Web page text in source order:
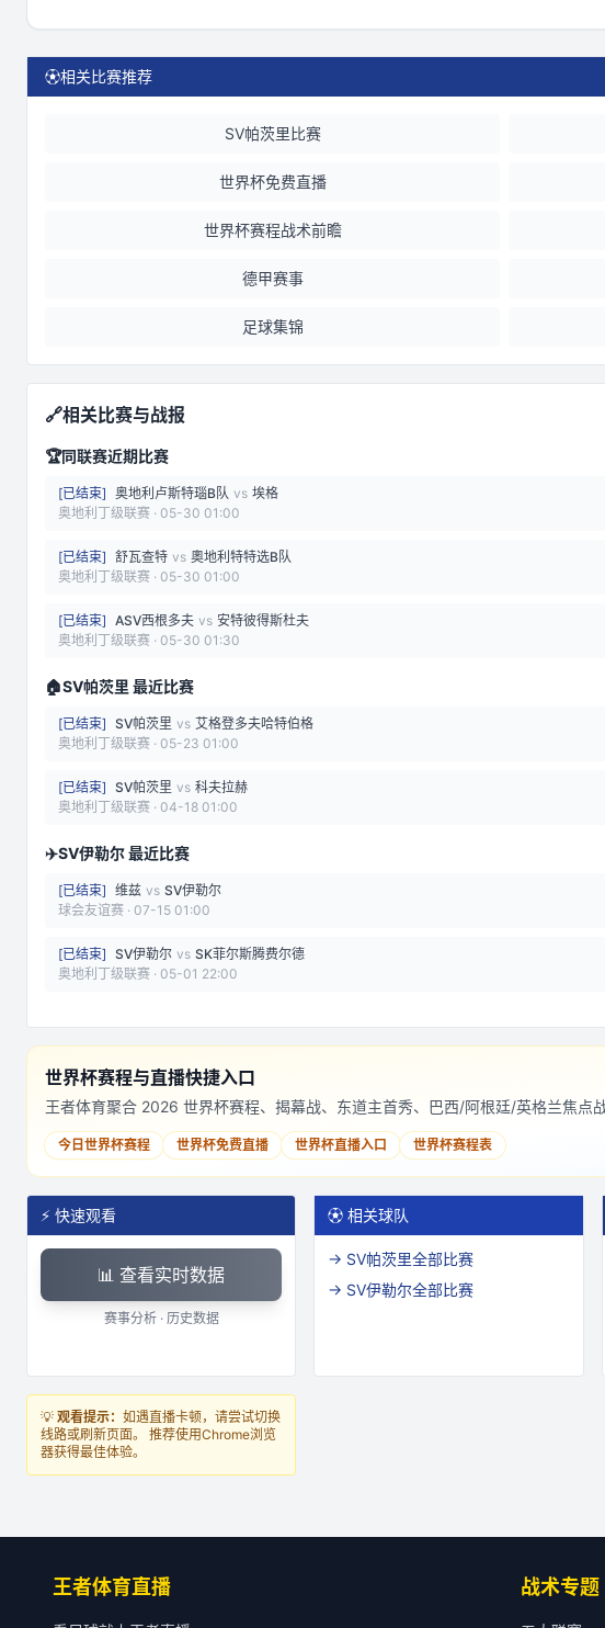
⚽相关比赛推荐
SV帕茨里比赛
世界杯免费直播
世界杯赛程战术前瞻
德甲赛事
足球集锦
🔗相关比赛与战报
🏆同联赛近期比赛
[已结束] 奥地利卢斯特瑙B队 vs 埃格
奥地利丁级联赛 · 05-30 01:00
[已结束] 舒瓦查特 vs 奧地利特特选B队
奥地利丁级联赛 · 05-30 01:00
[已结束] ASV西根多夫 vs 安特彼得斯杜夫
奥地利丁级联赛 · 05-30 01:30
🏠SV帕茨里 最近比赛
[已结束] SV帕茨里 vs 艾格登多夫哈特伯格
奥地利丁级联赛 · 05-23 01:00
[已结束] SV帕茨里 vs 科夫拉赫
奥地利丁级联赛 · 04-18 01:00
✈️SV伊勒尔 最近比赛
[已结束] 维兹 vs SV伊勒尔
球会友谊赛 · 07-15 01:00
[已结束] SV伊勒尔 vs SK菲尔斯腾费尔德
奥地利丁级联赛 · 05-01 22:00
世界杯赛程与直播快捷入口
王者体育聚合 2026 世界杯赛程、揭幕战、东道主首秀、巴西/阿根廷/英格兰焦点
今日世界杯赛程 世界杯免费直播 世界杯直播入口 世界杯赛程表
⚡ 快速观看
📊 查看实时数据
赛事分析 · 历史数据
⚽ 相关球队
→ SV帕茨里全部比赛
→ SV伊勒尔全部比赛
💡 观看提示： 如遇直播卡顿，请尝试切换
线路或刷新页面。 推荐使用Chrome浏览
器获得最佳体验。
王者体育直播 战术专题